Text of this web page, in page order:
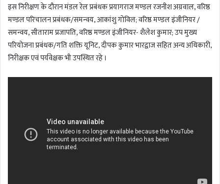
इस निरीक्षण के दौरान मंडल रेल प्रबंधक प्रयागराज मण्डल रजनीश अग्रवाल, वरिष्ठ
मण्डल परिचालन प्रबंधक/समन्वय, आकांशु गोविल; वरिष्ठ मण्डल इंजीनियर /
समन्वय, सीताराम प्रजापति, वरिष्ठ मण्डल इंजीनियर- शैलेश कुमार; उप मुख्य
परियोजना प्रबंधक/गति शक्ति यूनिट, दीपक कुमार भारद्वाज सहित अन्य अधिकारी,
निरीक्षक एवं पर्यवेक्षक भी उपस्थित रहे ।